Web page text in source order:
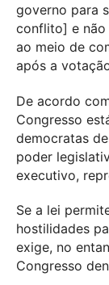
governo para
conflito] e não
ao meio de
após a
De acordo
Congresso
democratas
poder
executivo,
Se a lei
hostilidades
exige, no
Congresso